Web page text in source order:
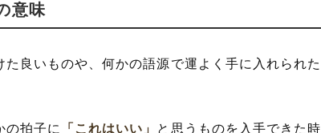
意味
良いものや、何かの語源で運よく手に入れられた
の拍子に 「これはいい」 と思うものを入手できた時